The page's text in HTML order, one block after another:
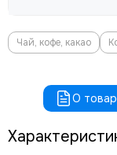
Чай, кофе, какао
О